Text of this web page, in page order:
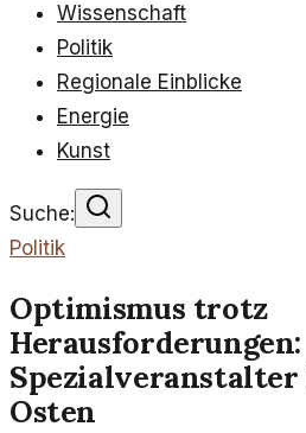
Wissenschaft
Politik
Regionale Einblicke
Energie
Kunst
Suche:
Politik
Optimismus trotz
Herausforderungen:
Spezialveranstalter
Osten